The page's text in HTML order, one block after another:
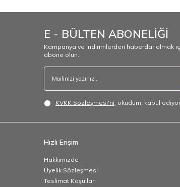
E - BÜLTEN ABONELİĞİ
Kampanya ve indirimlerden haberdar olmak
abone olun.
KVKK Sözleşmesi'ni, okudum, kabul
Hızlı Erişim
Hakkımızda
Üyelik Sözleşmesi
Teslimat Koşulları